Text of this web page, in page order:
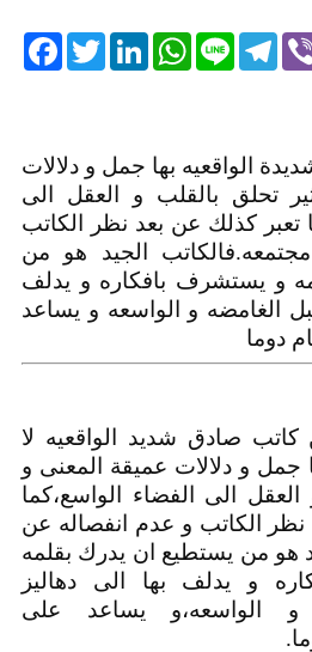
TwitterLinkedIn
WhatsApp Line
Telegram
الواقعيه بها جمل و دلالات
تحلق بالقلب و العقل الى
تعبر كذلك عن بعد نظر الكاتب
الجيد هو من
و يستشرف بافكاره و يدلف
الغامضه و الواسعه و يساعد
دوما
كاتب صادق شديد الواقعيه لا
جمل و دلالات عميقة المعنى و
العقل الى الفضاء الواسع،كما
نظر الكاتب و عدم انفصاله عن
هو من يستطيع ان يدرك بقلمه
و يدلف بها الى دهاليز
و الواسعه،و يساعد على